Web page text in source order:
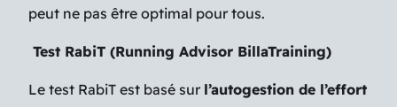
peut ne pas être optimal pour tous.
Test RabiT (Running Advisor BillaTraining)
Le test RabiT est basé sur l’autogestion de l’effort